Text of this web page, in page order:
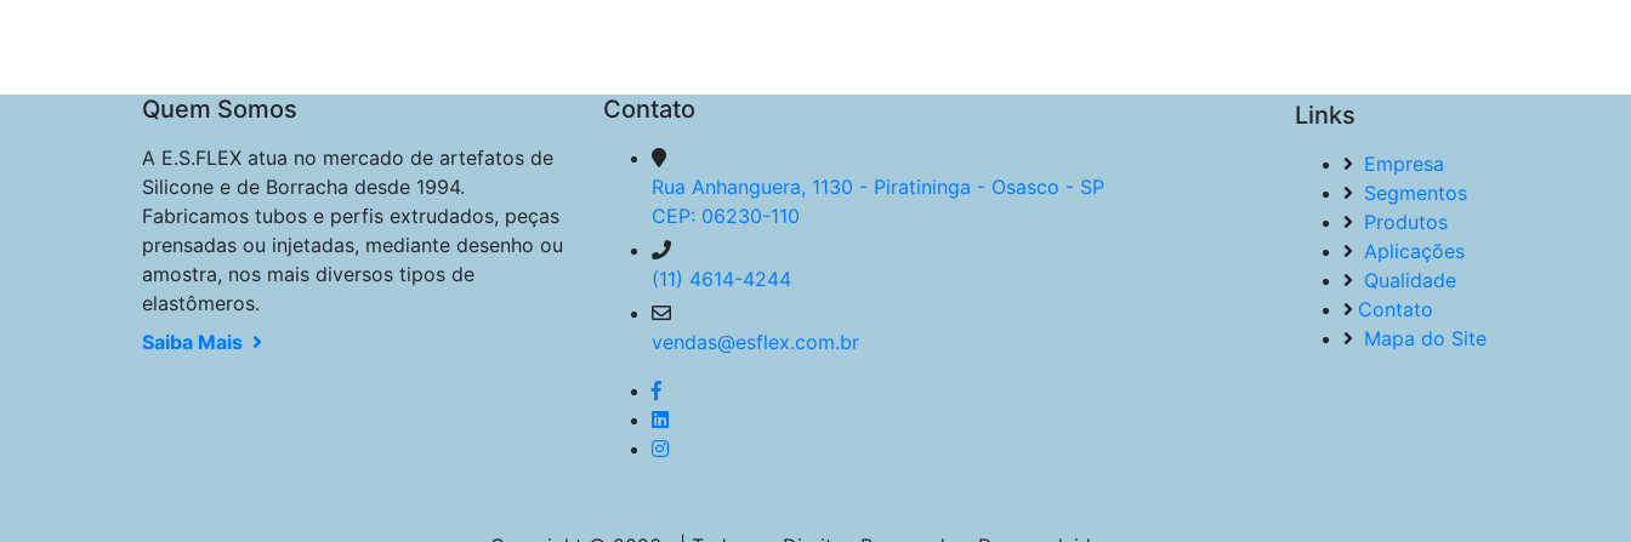
Quem Somos
A E.S.FLEX atua no mercado de artefatos de
Silicone e de Borracha desde 1994.
Fabricamos tubos e perfis extrudados, peças
prensadas ou injetadas, mediante desenho ou
amostra, nos mais diversos tipos de
elastômeros.
Saiba Mais
Contato
Rua Anhanguera, 1130 - Piratininga - Osasco - SP
CEP: 06230-110
(11) 4614-4244
vendas@esflex.com.br
Links
Empresa
Segmentos
Produtos
Aplicações
Qualidade
Contato
Mapa do Site